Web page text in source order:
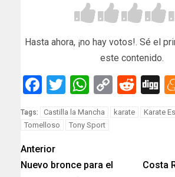
Hasta ahora, ¡no hay votos!. Sé el
este contenido.
Facebook
Twitter
WhatsApp
Copy
Link
Tags: Castilla la Mancha karate Karate
Tomelloso
Tony Sport
Anterior
Nuevo bronce para el
Costa